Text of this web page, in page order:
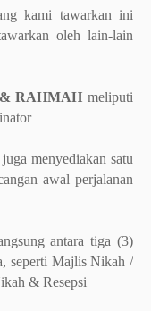
kami tawarkan ini
oleh lain-lain
RAHMAH meliputi
menyediakan satu
awal perjalanan
antara tiga (3)
seperti Majlis Nikah /
& Resepsi